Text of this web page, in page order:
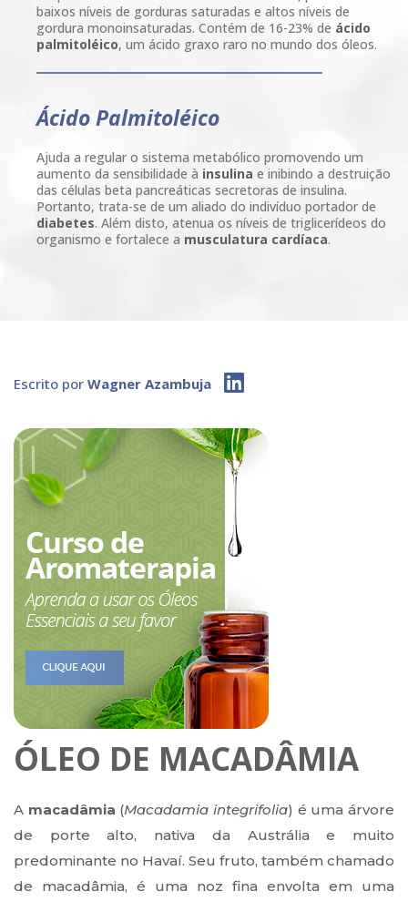
baixos níveis de gorduras saturadas e altos níveis de
gordura monoinsaturadas. Contém de 16-23% de ácido
palmitoléico, um ácido graxo raro no mundo dos óleos.
Ácido Palmitoléico
Ajuda a regular o sistema metabólico promovendo um
aumento da sensibilidade à insulina e inibindo a destruição
das células beta pancreáticas secretoras de insulina.
Portanto, trata-se de um aliado do indivíduo portador de
diabetes. Além disto, atenua os níveis de triglicerídeos do
organismo e fortalece a musculatura cardíaca.
Escrito por Wagner Azambuja
ÓLEO DE MACADÂMIA
A macadâmia (Macadamia integrifolia) é uma árvore
de porte alto, nativa da Austrália e muito
predominante no Havaí. Seu fruto, também chamado
de macadâmia, é uma noz fina envolta em uma